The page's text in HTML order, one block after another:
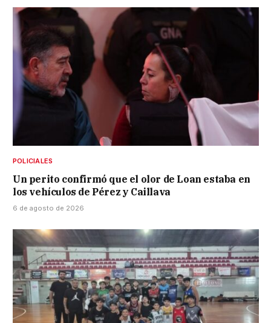
POLICIALES
Un perito confirmó que el olor de Loan estaba en
los vehículos de Pérez y Caillava
6 de agosto de 2026